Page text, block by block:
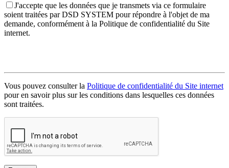
J'accepte que les données que je transmets via ce formulaire
soient traitées par DSD SYSTEM pour répondre à l'objet de ma
demande, conformément à la Politique de confidentialité du Site
internet.
Vous pouvez consulter la Politique de confidentialité du Site internet
pour en savoir plus sur les conditions dans lesquelles ces données
sont traitées.